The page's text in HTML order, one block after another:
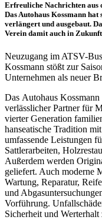
Erfreuliche Nachrichten aus
Das Autohaus Kossmann
verlängert und ausgebaut.
Verein damit auch in
Neuzugang im ATSV-
Kossmann stößt zur
Unternehmen als neuer
Das Autohaus
verlässlicher Partner für
vierter Generation
hanseatische Tradition
umfassende Leistungen
Sattlerarbeiten,
Außerdem werden
geliefert. Auch moderne
Wartung, Reparatur,
und
Vorführung.
Sicherheit und Werterhalt